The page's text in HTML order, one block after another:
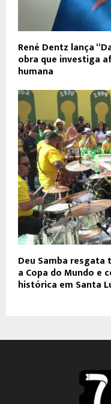
René Dentz lança
obra que investiga
humana
Deu Samba resgata
a Copa do Mundo e
histórica em Santa